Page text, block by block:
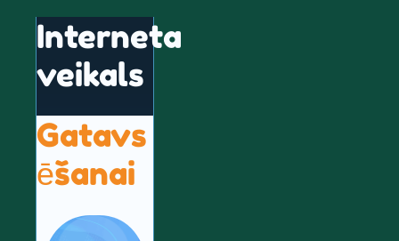
Interneta
veikals
Gatavs
ēšanai